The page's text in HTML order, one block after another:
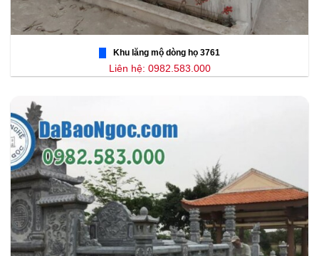
Khu lăng mộ dòng họ 3761
Liên hệ: 0982.583.000